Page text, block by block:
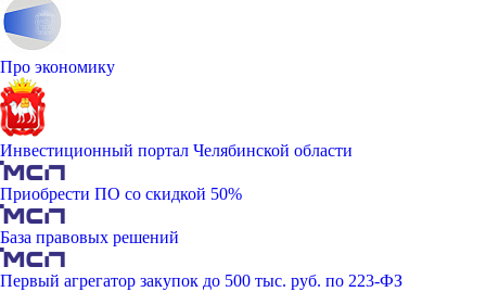
Про экономику
Инвестиционный портал Челябинской области
Приобрести ПО со скидкой 50%
База правовых решений
Первый агрегатор закупок до 500 тыс. руб. по 223-ФЗ